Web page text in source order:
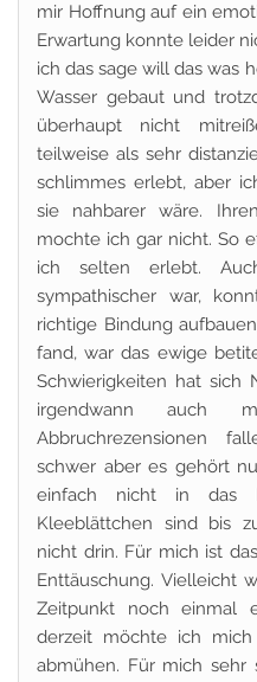
mir Hoffnung auf ein
Erwartung konnte leider
ich das sage will das was
Wasser gebaut und
überhaupt nicht
teilweise als sehr
schlimmes erlebt, aber
sie nahbarer wäre.
mochte ich gar nicht. So
ich selten erlebt.
sympathischer war,
richtige Bindung
fand, war das ewige
Schwierigkeiten hat sich
irgendwann auch
Abbruchrezensionen
schwer aber es gehört
einfach nicht in das
Kleeblättchen sind bis
nicht drin. Für mich ist
Enttäuschung. Vielleicht
Zeitpunkt noch einmal
derzeit möchte ich
abmühen. Für mich sehr